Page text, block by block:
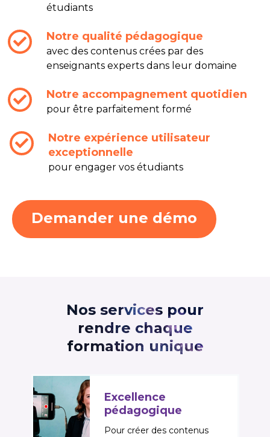
étudiants
Notre qualité pédagogique
avec des contenus crées par des
enseignants experts dans leur domaine
Notre accompagnement quotidien
pour être parfaitement formé
Notre expérience utilisateur
exceptionnelle
pour engager vos étudiants
Demander une démo
Nos services pour
rendre chaque
formation unique
Excellence
pédagogique
Pour créer des contenus